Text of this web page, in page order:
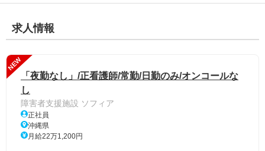
求人情報
NEW
「夜勤なし」/正看護師/常勤/日勤のみ/オンコールな
し
障害者支援施設 ソフィア
正社員
沖縄県
月給22万1,200円